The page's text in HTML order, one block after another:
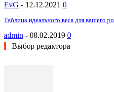
EvG - 12.12.2021 0
Таблица идеального веса для вашего
admin - 08.02.2019 0
Выбор редактора